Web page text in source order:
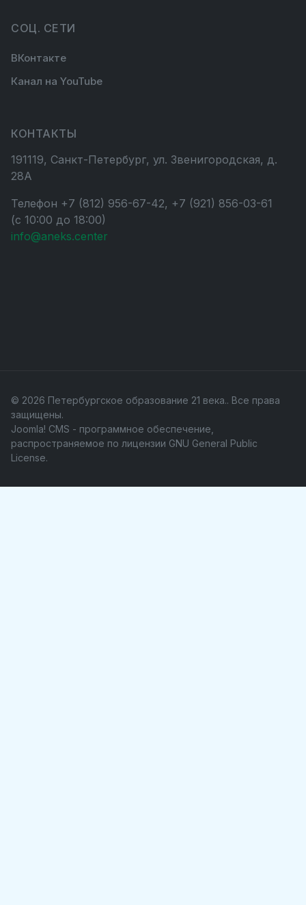
СОЦ. СЕТИ
ВКонтакте
Канал на YouTube
КОНТАКТЫ
191119, Санкт-Петербург, ул. Звенигородская, д.
28А
Телефон +7 (812) 956-67-42, +7 (921) 856-03-61
(с 10:00 до 18:00)
info@aneks.center
© 2026 Петербургское образование 21 века.. Все права
защищены.
Joomla! CMS - программное обеспечение,
распространяемое по лицензии GNU General Public
License.